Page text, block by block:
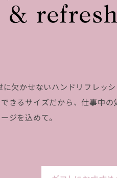
欠かせないハンドリフレッ
きるサイズだから、仕事中の
ジを込めて。